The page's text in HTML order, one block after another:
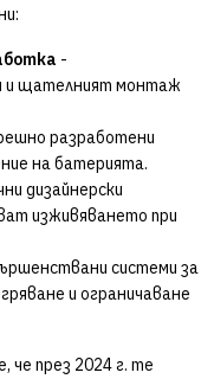
-
и щателният монтаж
разработени
на батерията.
дизайнерски
изживяването при
системи за
и ограничаване
че през 2024 г. те